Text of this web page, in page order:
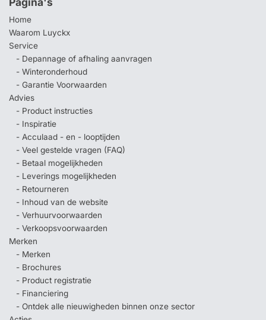
Home
Waarom Luyckx
Service
- Depannage of afhaling aanvragen
- Winteronderhoud
- Garantie Voorwaarden
Advies
- Product instructies
- Inspiratie
- Acculaad - en - looptijden
- Veel gestelde vragen (FAQ)
- Betaal mogelijkheden
- Leverings mogelijkheden
- Retourneren
- Inhoud van de website
- Verhuurvoorwaarden
- Verkoopsvoorwaarden
Merken
- Merken
- Brochures
- Product registratie
- Financiering
- Ontdek alle nieuwigheden binnen onze sector